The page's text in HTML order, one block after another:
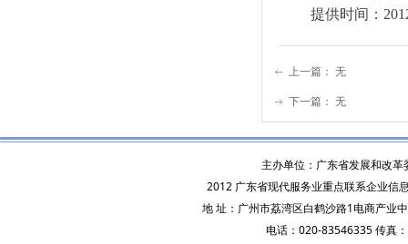
提供时间：2012
ꂃ 上一篇： 无
ꁹ 下一篇： 无
主办单位：广东省发展和改
2012 广东省现代服务业重点联系企业信
地 址：广州市荔湾区白鹤沙路1电商产业
电话：020-83546335 传真